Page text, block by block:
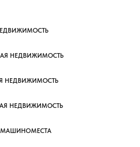
НЕДВИЖИМОСТЬ
НЕДВИЖИМОСТЬ
НЕДВИЖИМОСТЬ
МАШИНОМЕСТА